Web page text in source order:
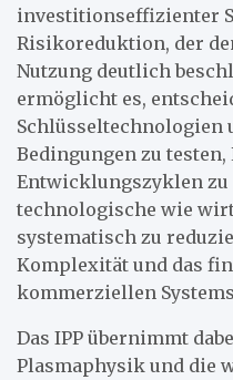
investitionseffizienter
Risikoreduktion, der
Nutzung deutlich
ermöglicht es,
Schlüsseltechnologien
Bedingungen zu
Entwicklungszyklen zu
technologische wie
systematisch zu
Komplexität und das
kommerziellen
Das IPP übernimmt
Plasmaphysik und die